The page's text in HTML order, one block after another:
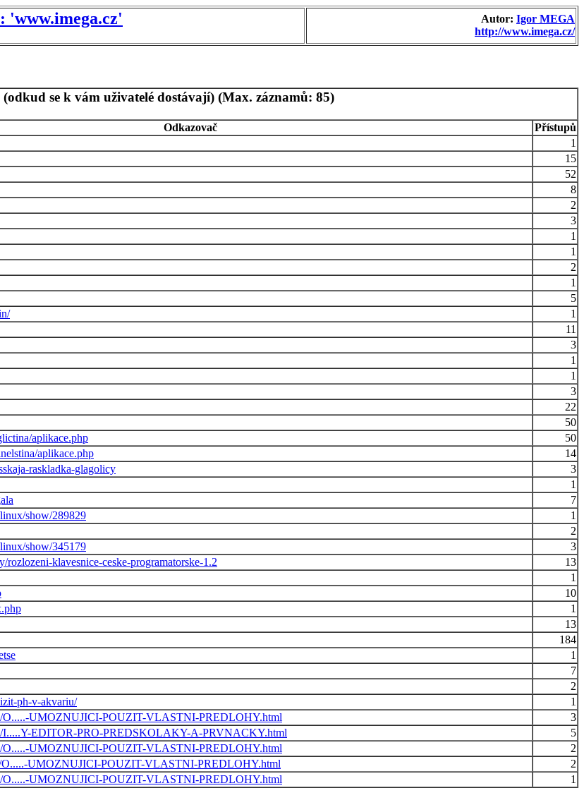
'www.imega.cz' Autor: Igor MEGA
http://www.imega.cz/
se k vám uživatelé dostávají) (Max. záznamů: 85)
Odkazovač
Přístupů
1
15
52
8
2
3
1
1
2
1
5
1
11
3
1
1
3
22
50
aplikace.php
50
aplikace.php
14
raskladka-glagolicy
3
1
7
show/289829
1
2
show/345179
3
klavesnice-ceske-programatorske-1.2
13
1
10
1
13
184
1
7
2
ph-v-akvariu/
1
O.....-UMOZNUJICI-POUZIT-VLASTNI-PREDLOHY.html
3
I.....Y-EDITOR-PRO-PREDSKOLAKY-A-PRVNACKY.html
5
O.....-UMOZNUJICI-POUZIT-VLASTNI-PREDLOHY.html
2
O.....-UMOZNUJICI-POUZIT-VLASTNI-PREDLOHY.html
2
O.....-UMOZNUJICI-POUZIT-VLASTNI-PREDLOHY.html
1